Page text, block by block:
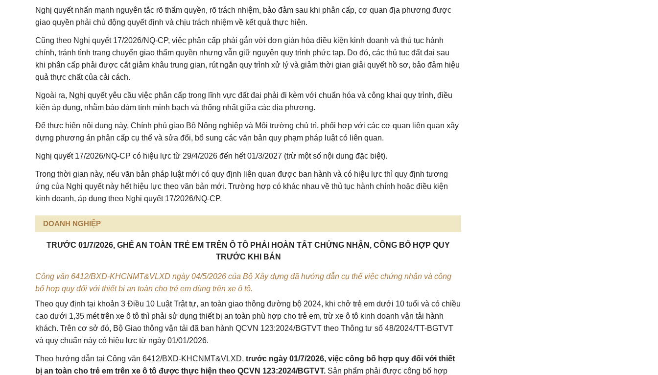
Nghị quyết nhấn mạnh nguyên tắc rõ thẩm quyền, rõ trách nhiệm, bảo đảm sau khi phân cấp, cơ quan địa phương được
giao quyền phải chủ động quyết định và chịu trách nhiệm về kết quả thực hiện.
Cũng theo Nghị quyết 17/2026/NQ-CP, việc phân cấp phải gắn với đơn giản hóa điều kiện kinh doanh và thủ tục hành
chính, tránh tình trạng chuyển giao thẩm quyền nhưng vẫn giữ nguyên quy trình phức tạp. Do đó, các thủ tục đất đai sau
khi phân cấp phải được cắt giảm khâu trung gian, rút ngắn quy trình xử lý và giảm thời gian giải quyết hồ sơ, bảo đảm hiệu
quả thực chất của cải cách.
Ngoài ra, Nghị quyết yêu cầu việc phân cấp trong lĩnh vực đất đai phải đi kèm với chuẩn hóa và công khai quy trình, điều
kiện áp dụng, nhằm bảo đảm tính minh bạch và thống nhất giữa các địa phương.
Để thực hiện nội dung này, Chính phủ giao Bộ Nông nghiệp và Môi trường chủ trì, phối hợp với các cơ quan liên quan xây
dựng phương án phân cấp cụ thể và sửa đổi, bổ sung các văn bản quy phạm pháp luật có liên quan.
Nghị quyết 17/2026/NQ-CP có hiệu lực từ 29/4/2026 đến hết 01/3/2027 (trừ một số nội dung đặc biệt).
Trong thời gian này, nếu văn bản pháp luật mới có quy định liên quan được ban hành và có hiệu lực thì quy định tương
ứng của Nghị quyết này hết hiệu lực theo văn bản mới. Trường hợp có khác nhau về thủ tục hành chính hoặc điều kiện
kinh doanh, áp dụng theo Nghị quyết 17/2026/NQ-CP.
DOANH NGHIỆP
TRƯỚC 01/7/2026, GHẾ AN TOÀN TRẺ EM TRÊN Ô TÔ PHẢI HOÀN TẤT CHỨNG NHẬN, CÔNG BỐ HỢP QUY
TRƯỚC KHI BÁN
Công văn 6412/BXD-KHCNMT&VLXD ngày 04/5/2026 của Bộ Xây dựng đã hướng dẫn cụ thể việc chứng nhận và công
bố hợp quy đối với thiết bị an toàn cho trẻ em dùng trên xe ô tô.
Theo quy định tại khoản 3 Điều 10 Luật Trật tự, an toàn giao thông đường bộ 2024, khi chở trẻ em dưới 10 tuổi và có chiều
cao dưới 1,35 mét trên xe ô tô thì phải sử dụng thiết bị an toàn phù hợp cho trẻ em, trừ xe ô tô kinh doanh vận tải hành
khách. Trên cơ sở đó, Bộ Giao thông vận tải đã ban hành QCVN 123:2024/BGTVT theo Thông tư số 48/2024/TT-BGTVT
và quy chuẩn này có hiệu lực từ ngày 01/01/2026.
Theo hướng dẫn tại Công văn 6412/BXD-KHCNMT&VLXD, trước ngày 01/7/2026, việc công bố hợp quy đối với thiết
bị an toàn cho trẻ em trên xe ô tô được thực hiện theo QCVN 123:2024/BGTVT. Sản phẩm phải được công bố hợp